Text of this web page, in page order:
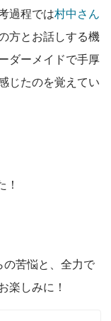
過程では村中さん
方とお話しする機
ダーメイドで手厚
じたのを覚えてい
苦悩と、全力で
楽しみに！